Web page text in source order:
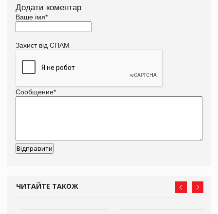
Додати коментар
Ваше імя*
Захист від СПАМ
Сообщение*
ЧИТАЙТЕ ТАКОЖ